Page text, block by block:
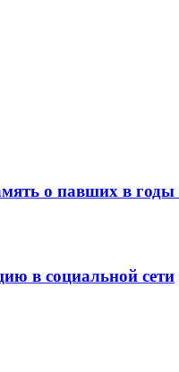
о павших в
в социальной сети